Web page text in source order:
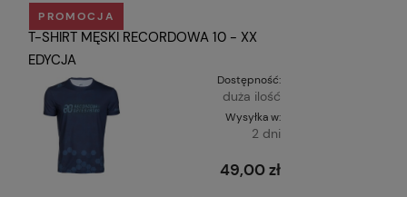
T-SHIRT MĘSKI RECORDOWA 10 - XX
EDYCJA
Dostępność:
duża ilość
Wysyłka w:
2 dni
49,00 zł
PROMOCJA